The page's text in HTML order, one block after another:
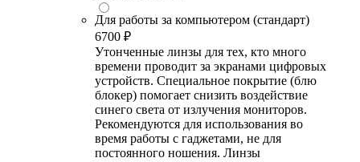
Для работы за компьютером (стандарт)
6700 ₽
Утонченные линзы для тех, кто много
времени проводит за экранами цифровых
устройств. Специальное покрытие (блю
блокер) помогает снизить воздействие
синего света от излучения мониторов.
Рекомендуются для использования во
время работы с гаджетами, не для
постоянного ношения. Линзы